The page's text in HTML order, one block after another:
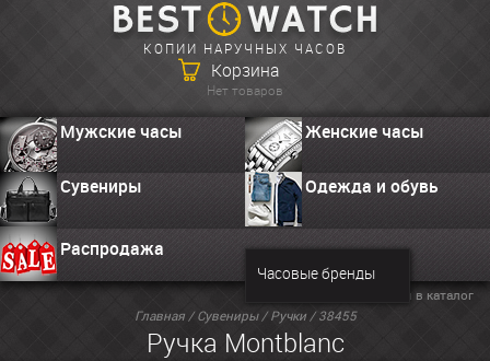
КОПИИ НАРУЧНЫХ ЧАСОВ
Корзина
Нет товаров
Мужские часы Женские часы
Сувениры Одежда и обувь
Распродажа
Часовые бренды
Главная/Сувениры/Ручки/ 38455
Ручка Montblanc
Вернуться в каталог